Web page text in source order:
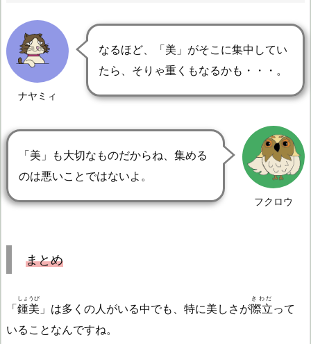
ナヤミィ
なるほど、「美」がそこに集中してい
たら、そりゃ重くもなるかも・・・。
フクロウ
「美」も大切なものだからね、集める
のは悪いことではないよ。
まとめ
「鍾美
しょうび
」は多くの人がいる中でも、特に美しさが際立
きわだ
って
いることなんですね。